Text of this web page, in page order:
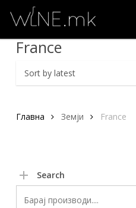
main
contentFrance
Главна Земји France
Search